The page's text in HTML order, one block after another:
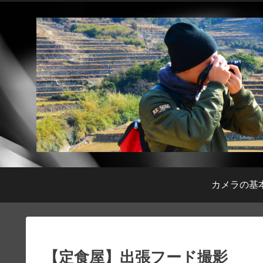
カメラの基
【定食屋】出張フード撮影